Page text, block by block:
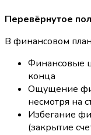
Перевёрнутое
В финансовом
Финансовые
конца
Ощущение
несмотря на
Избегание
(закрытие